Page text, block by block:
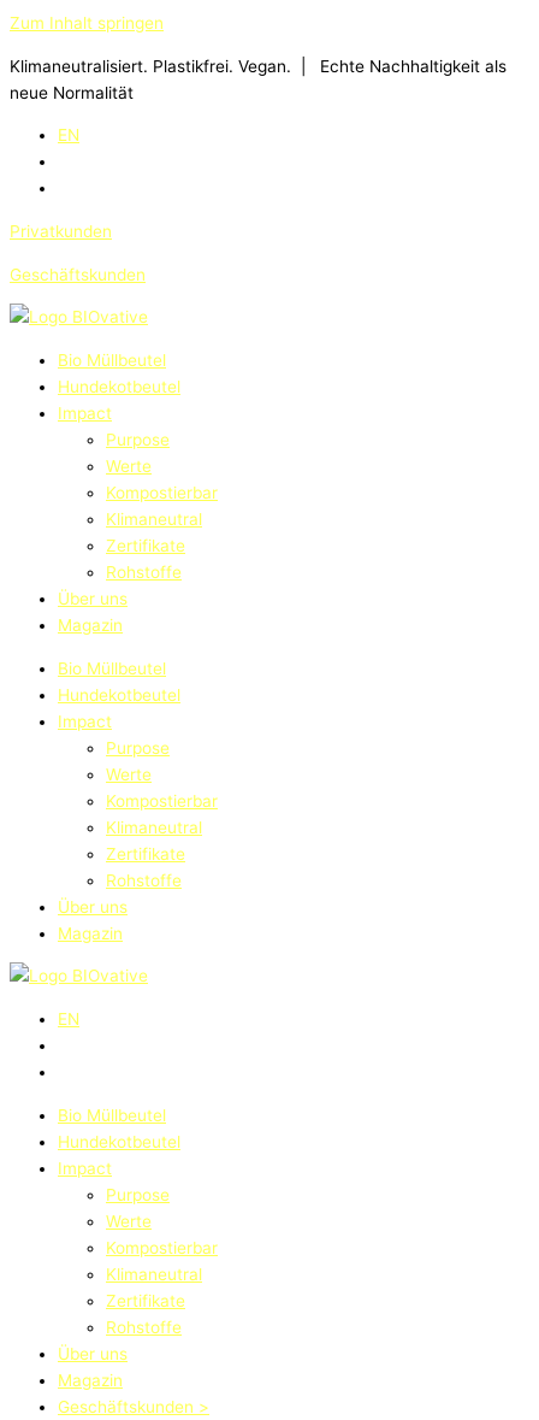
Zum Inhalt springen
Klimaneutralisiert. Plastikfrei. Vegan. | Echte Nachhaltigkeit als
neue Normalität
EN
Privatkunden
Geschäftskunden
Bio Müllbeutel
Hundekotbeutel
Impact
Purpose
Werte
Kompostierbar
Klimaneutral
Zertifikate
Rohstoffe
Über uns
Magazin
Bio Müllbeutel
Hundekotbeutel
Impact
Purpose
Werte
Kompostierbar
Klimaneutral
Zertifikate
Rohstoffe
Über uns
Magazin
EN
Bio Müllbeutel
Hundekotbeutel
Impact
Purpose
Werte
Kompostierbar
Klimaneutral
Zertifikate
Rohstoffe
Über uns
Magazin
Geschäftskunden >